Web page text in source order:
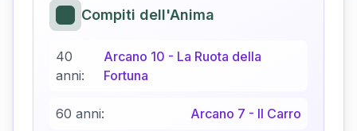
Compiti dell'Anima
40
anni:
Arcano 10 - La Ruota della
Fortuna
60 anni: Arcano 7 - Il Carro